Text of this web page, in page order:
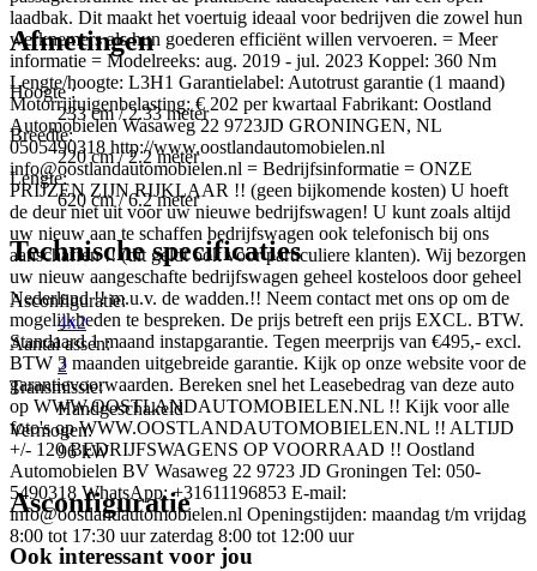
laadbak. Dit maakt het voertuig ideaal voor bedrijven die zowel hun
werknemers als hun goederen efficiënt willen vervoeren. = Meer
informatie = Modelreeks: aug. 2019 - jul. 2023 Koppel: 360 Nm
Lengte/hoogte: L3H1 Garantielabel: Autotrust garantie (1 maand)
Motorrijtuigenbelasting: € 202 per kwartaal Fabrikant: Oostland
Automobielen Wasaweg 22 9723JD GRONINGEN, NL
0505490318 http://www.oostlandautomobielen.nl
info@oostlandautomobielen.nl = Bedrijfsinformatie = ONZE
PRIJZEN ZIJN RIJKLAAR !! (geen bijkomende kosten) U hoeft
de deur niet uit voor uw nieuwe bedrijfswagen! U kunt zoals altijd
uw nieuw aan te schaffen bedrijfswagen ook telefonisch bij ons
aanschaffen !! (dit geldt ook voor particuliere klanten). Wij bezorgen
uw nieuw aangeschafte bedrijfswagen geheel kosteloos door geheel
Nederland !! m.u.v. de wadden.!! Neem contact met ons op om de
mogelijkheden te bespreken. De prijs betreft een prijs EXCL. BTW.
Standaard 1 maand instapgarantie. Tegen meerprijs van €495,- excl.
BTW 3 maanden uitgebreide garantie. Kijk op onze website voor de
garantievoorwaarden. Bereken snel het Leasebedrag van deze auto
op WWW.OOSTLANDAUTOMOBIELEN.NL !! Kijk voor alle
foto's op WWW.OOSTLANDAUTOMOBIELEN.NL !! ALTIJD
+/- 120 BEDRIJFSWAGENS OP VOORRAAD !! Oostland
Automobielen BV Wasaweg 22 9723 JD Groningen Tel: 050-
5490318 WhatsApp: +31611196853 E-mail:
info@oostlandautomobielen.nl Openingstijden: maandag t/m vrijdag
8:00 tot 17:30 uur zaterdag 8:00 tot 12:00 uur
Afmetingen
Hoogte :
233 cm / 2.33 meter
Breedte:
220 cm / 2.2 meter
Lengte:
620 cm / 6.2 meter
Technische specificaties
Asconfiguratie:
4x2
Aantal assen:
2
Transmissie:
Handgeschakeld
Vermogen:
96 kW
Asconfiguratie
Ook interessant voor jou